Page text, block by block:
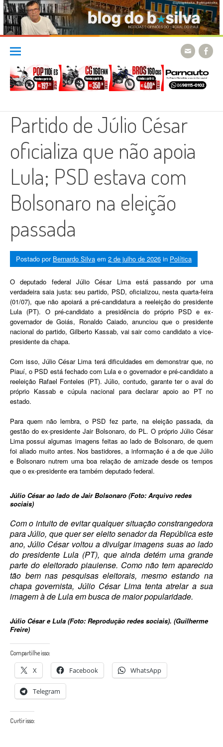
Skip
content
Partido de Júlio César
oficializa que não apoia
Lula; PSD estava com
Bolsonaro na eleição
passada
Postado por Bernardo Silva em 2 de julho de 2026 in Política
O deputado federal Júlio César Lima está passando por uma
verdadeira saia justa: seu partido, PSD, oficializou, nesta quarta-feira
(01/07), que não apoiará a pré-candidatura a reeleição do presidente
Lula (PT). O pré-candidato a presidência do próprio PSD e ex-
governador de Goiás, Ronaldo Caiado, anunciou que o presidente
nacional do partido, Gilberto Kassab, vai sair como candidato a vice-
presidente da chapa.
Com isso, Júlio César Lima terá dificuldades em demonstrar que, no
Piauí, o PSD está fechado com Lula e o governador e pré-candidato a
reeleição Rafael Fonteles (PT). Júlio, contudo, garante ter o aval do
próprio Kassab e cúpula nacional para declarar apoio ao PT no
estado.
Para quem não lembra, o PSD fez parte, na eleição passada, da
gestão do ex-presidente Jair Bolsonaro, do PL. O próprio Júlio César
Lima possui algumas imagens feitas ao lado de Bolsonaro, de quem
foi aliado muito antes. Nos bastidores, a informação é a de que Júlio
e Bolsonaro nutrem uma boa relação de amizade desde os tempos
que o ex-presidente era também deputado federal.
Júlio César ao lado de Jair Bolsonaro (Foto: Arquivo redes
sociais)
Com o intuito de evitar qualquer situação constrangedora
para Júlio, que quer ser eleito senador da República este
ano, Júlio César voltou a divulgar imagens suas ao lado
do presidente Lula (PT), que ainda detém uma grande
parte do eleitorado piauiense. Como não tem aparecido
tão bem nas pesquisas eleitorais, mesmo estando na
chapa governista, Júlio César Lima tenta atrelar a sua
imagem à de Lula em busca de maior popularidade.
Júlio César e Lula (Foto: Reprodução redes sociais). (Guilherme
Freire)
Compartilhe isso:
X Facebook WhatsApp
Telegram
Curtir isso: